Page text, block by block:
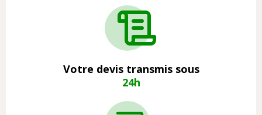
Votre devis transmis sous
24h